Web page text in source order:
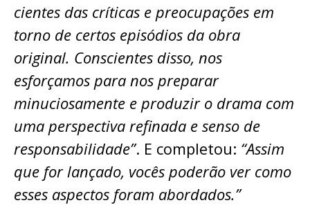
cientes das críticas e preocupações em
torno de certos episódios da obra
original. Conscientes disso, nos
esforçamos para nos preparar
minuciosamente e produzir o drama com
uma perspectiva refinada e senso de
responsabilidade”. E completou: “Assim
que for lançado, vocês poderão ver como
esses aspectos foram abordados.”